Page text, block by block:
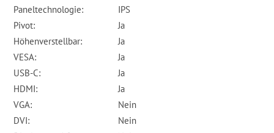
Paneltechnologie:
IPS
Pivot:
Ja
Höhenverstellbar:
Ja
VESA:
Ja
USB-C:
Ja
HDMI:
Ja
VGA:
Nein
DVI:
Nein